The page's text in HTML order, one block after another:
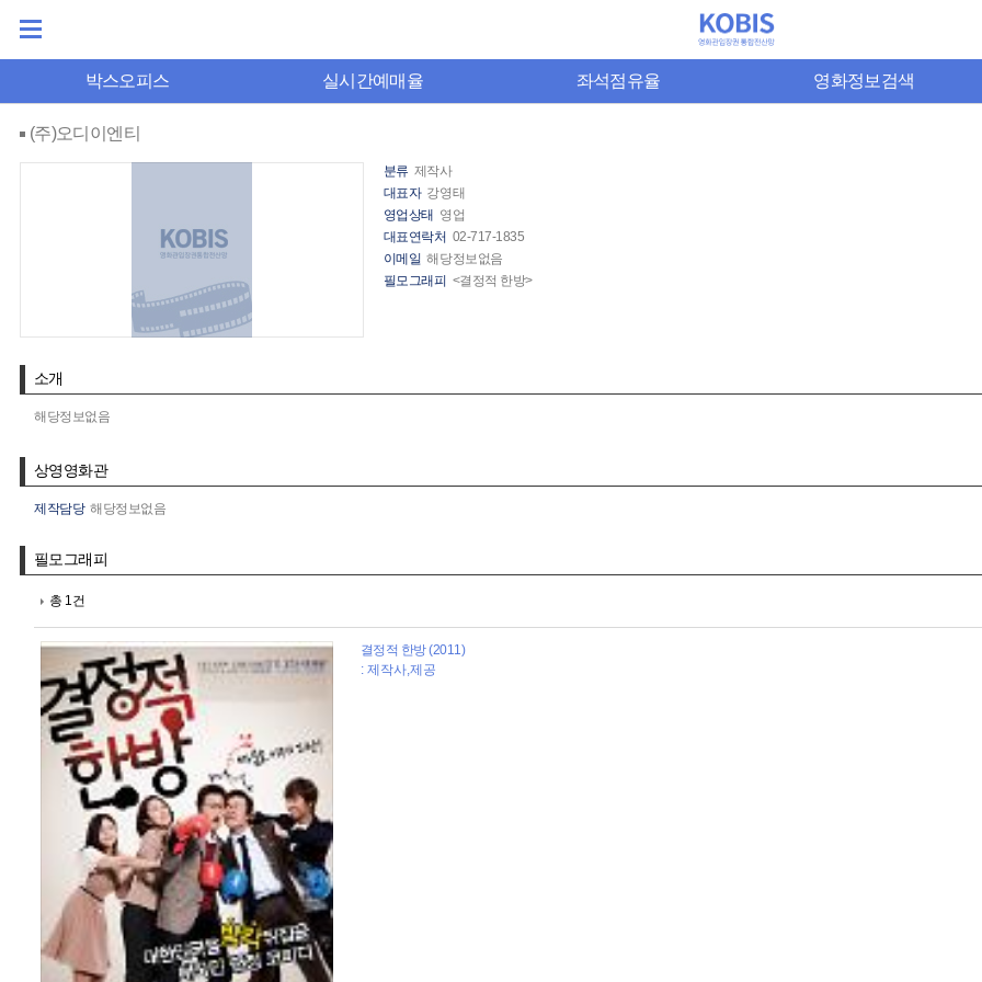
박스오피스 실시간예매율 좌석점유율 영화정보검색
(주)오디이엔티
분류 제작사
대표자 강영태
영업상태 영업
대표연락처 02-717-1835
이메일 해당정보없음
필모그래피 <결정적 한방>
소개
해당정보없음
상영영화관
제작담당 해당정보없음
필모그래피
총 1건
결정적 한방 (2011)
: 제작사,제공